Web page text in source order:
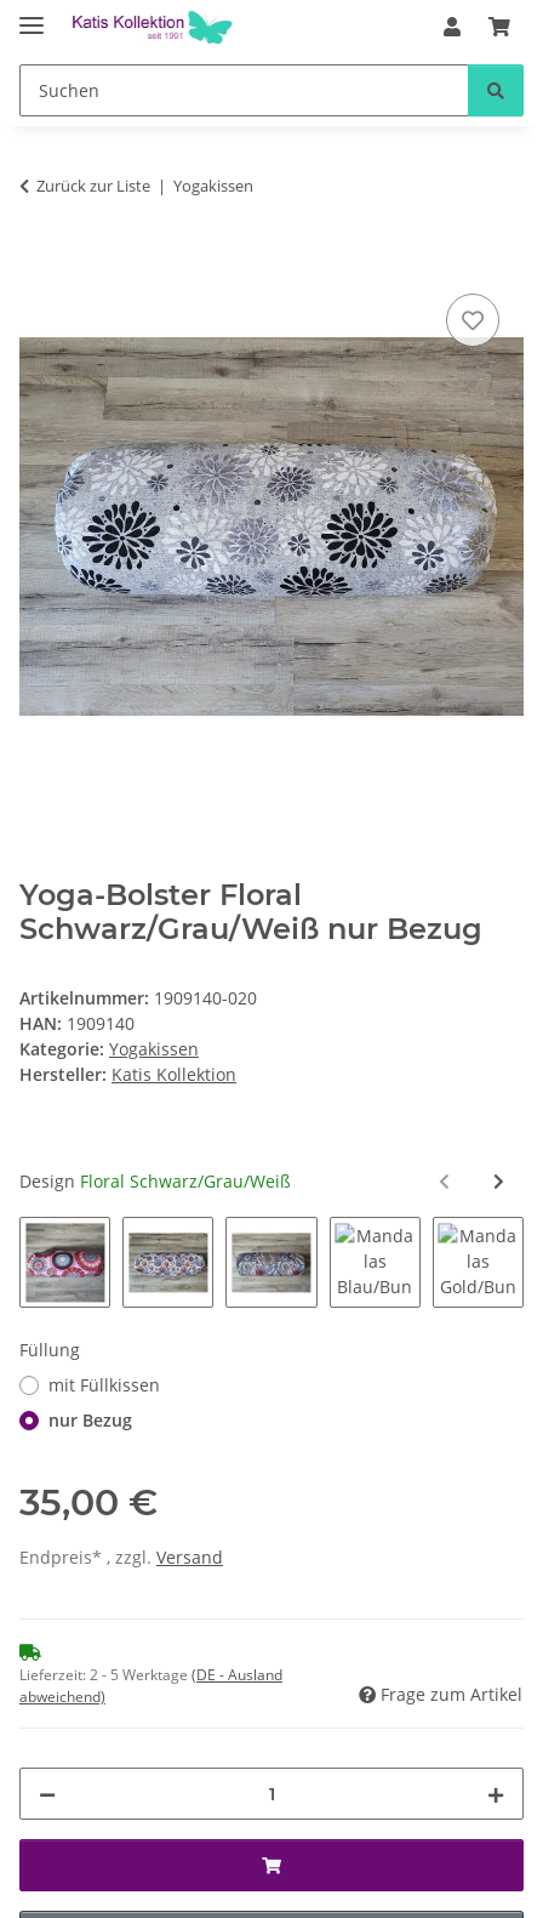
Zurück zur Liste Yogakissen
Yoga-Bolster Floral
Schwarz/Grau/Weiß nur Bezug
Artikelnummer: 1909140-020
HAN: 1909140
Kategorie: Yogakissen
Hersteller: Katis Kollektion
Design Floral Schwarz/Grau/Weiß
Füllung
mit Füllkissen
nur Bezug
35,00 €
Endpreis* , zzgl. Versand
Lieferzeit:2 - 5 Werktage (DE - Ausland
abweichend)
Frage zum Artikel